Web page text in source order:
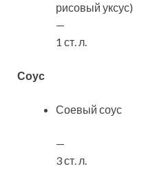
рисовый уксус)
—
1 ст. л.
Соус
Соевый соус
—
3 ст. л.